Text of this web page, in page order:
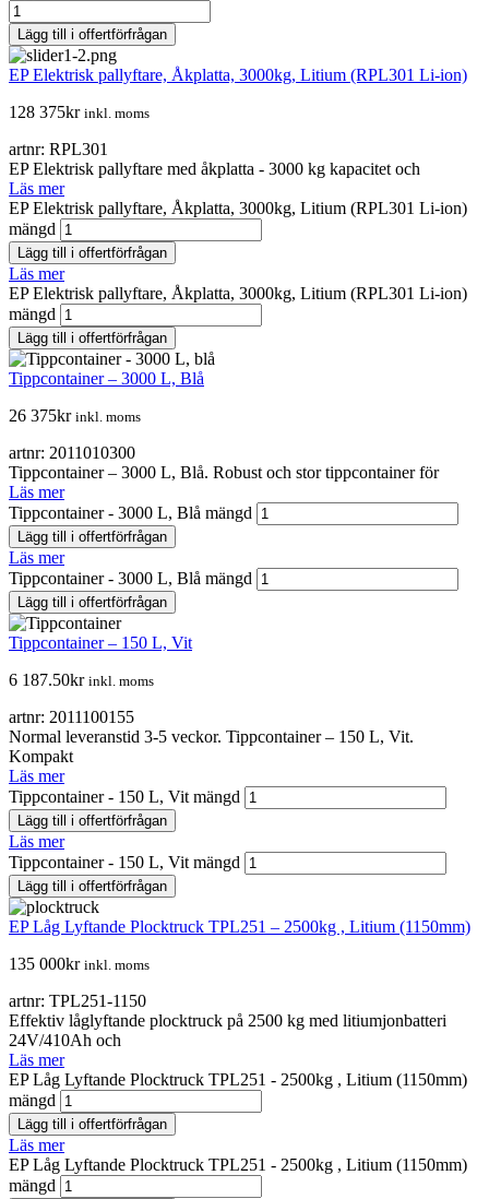
Lägg till i offertförfrågan
EP Elektrisk pallyftare, Åkplatta, 3000kg, Litium (RPL301 Li-ion)
128 375kr inkl. moms
artnr: RPL301
EP Elektrisk pallyftare med åkplatta - 3000 kg kapacitet och
Läs mer
EP Elektrisk pallyftare, Åkplatta, 3000kg, Litium (RPL301 Li-ion)
mängd
Lägg till i offertförfrågan
Läs mer
EP Elektrisk pallyftare, Åkplatta, 3000kg, Litium (RPL301 Li-ion)
mängd
Lägg till i offertförfrågan
Tippcontainer – 3000 L, Blå
26 375kr inkl. moms
artnr: 2011010300
Tippcontainer – 3000 L, Blå. Robust och stor tippcontainer för
Läs mer
Tippcontainer - 3000 L, Blå mängd
Lägg till i offertförfrågan
Läs mer
Tippcontainer - 3000 L, Blå mängd
Lägg till i offertförfrågan
Tippcontainer – 150 L, Vit
6 187.50kr inkl. moms
artnr: 2011100155
Normal leveranstid 3-5 veckor. Tippcontainer – 150 L, Vit.
Kompakt
Läs mer
Tippcontainer - 150 L, Vit mängd
Lägg till i offertförfrågan
Läs mer
Tippcontainer - 150 L, Vit mängd
Lägg till i offertförfrågan
EP Låg Lyftande Plocktruck TPL251 – 2500kg , Litium (1150mm)
135 000kr inkl. moms
artnr: TPL251-1150
Effektiv låglyftande plocktruck på 2500 kg med litiumjonbatteri
24V/410Ah och
Läs mer
EP Låg Lyftande Plocktruck TPL251 - 2500kg , Litium (1150mm)
mängd
Lägg till i offertförfrågan
Läs mer
EP Låg Lyftande Plocktruck TPL251 - 2500kg , Litium (1150mm)
mängd